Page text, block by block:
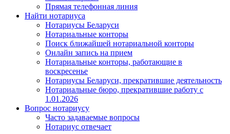
Прямая телефонная линия
Найти нотариуса
Нотариусы Беларуси
Нотариальные конторы
Поиск ближайшей нотариальной конторы
Онлайн запись на прием
Нотариальные конторы, работающие в
воскресенье
Нотариусы Беларуси, прекратившие деятельность
Нотариальные бюро, прекратившие работу с
1.01.2026
Вопрос нотариусу
Часто задаваемые вопросы
Нотариус отвечает